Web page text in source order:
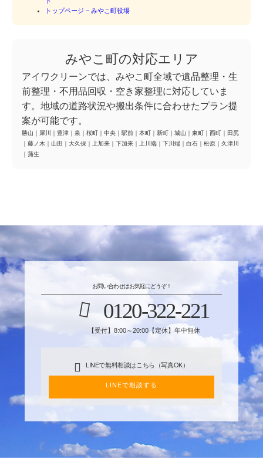
トップページ – みやこ町役場
みやこ町の対応エリア
アイワクリーンでは、みやこ町全域で遺品整理・生
前整理・不用品回収・空き家整理に対応していま
す。地域の道路状況や搬出条件に合わせたプラン提
案が可能です。
勝山 犀川 豊津 泉 桜町 中央 駅前 本町 新町 城山 東町 西町
田尻
藤ノ木 山田 大久保 上加来 下加来 上川端 下川端 白石 松原
久津川
蒲生
お問い合わせはお気軽にどうぞ！
0120-322-221
【受付】8:00～20:00【定休】年中無休
LINEで無料相談はこちら（写真OK）
LINEで相談する